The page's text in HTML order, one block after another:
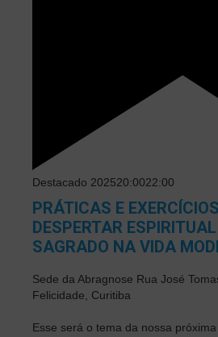
Destacado 202520:0022:00
PRÁTICAS E
DESPERTAR
SAGRADO NA VIDA
Sede da Abragnose Rua José
Felicidade, Curitiba
Esse será o tema da nossa